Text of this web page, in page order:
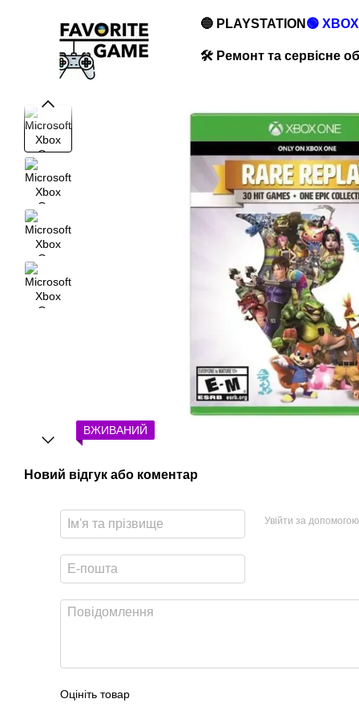
🔵 PLAYSTATION 🟢 XBOX
🛠️ Ремонт та сервісне
ВЖИВАНИЙ
Новий відгук або коментар
Увійти за допомогою
Оцініть товар